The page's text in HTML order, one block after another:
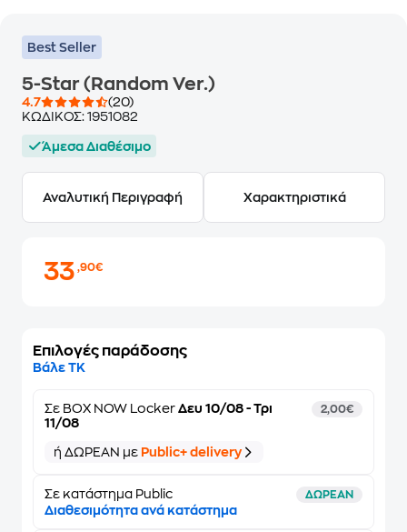
Best Seller
5-Star (Random Ver.)
4.7
(20)
ΚΩΔΙΚΟΣ: 1951082
Άμεσα Διαθέσιμο
Αναλυτική Περιγραφή Χαρακτηριστικά
33,90€
Επιλογές παράδοσης
Βάλε ΤΚ
Σε BOX NOW Locker Δευ 10/08 - Τρι
11/08
2,00€
ή ΔΩΡΕΑΝ με Public+ delivery
Σε κατάστημα Public ΔΩΡΕΑΝ
Διαθεσιμότητα ανά κατάστημα